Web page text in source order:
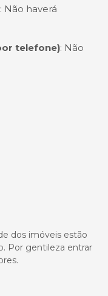
: Não haverá
telefone): Não
dos imóveis estão
Por gentileza entrar